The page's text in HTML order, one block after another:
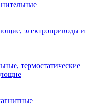
электроприводы и
термостатические